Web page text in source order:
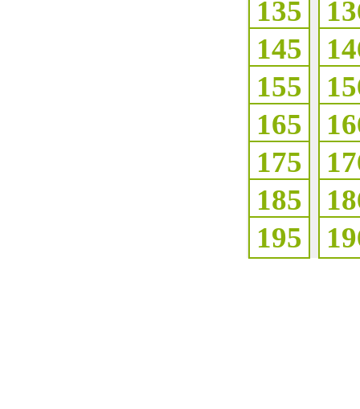
135
145
155
165
175
185
195